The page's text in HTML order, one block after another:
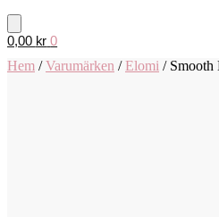
0,00 kr 0
Hem /Varumärken /Elomi /